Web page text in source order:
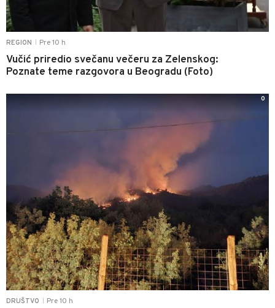
REGION Pre 10 h
Vučić priredio svečanu večeru za Zelenskog:
Poznate teme razgovora u Beogradu (Foto)
DRUŠTVO Pre 10 h
0